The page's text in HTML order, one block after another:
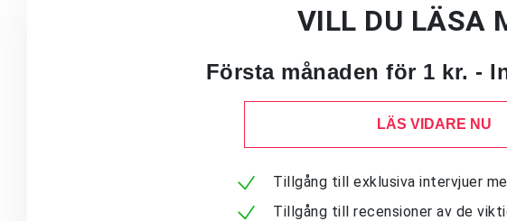
VILL DU LÄSA
Första månaden för 1 kr. -
LÄS VIDARE NU
Tillgång till exklusiva intervjuer
Tillgång till recensioner av de